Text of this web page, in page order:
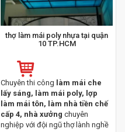
thợ làm mái poly nhựa tại quận
10 TP.HCM
Chuyên thi công làm mái che
lấy sáng, làm mái poly, lợp
làm mái tôn, làm nhà tiền chế
cấp 4, nhà xưởng chuyên
nghiệp với đội ngũ thợ lành nghề